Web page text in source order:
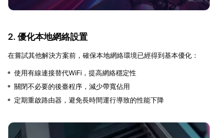
2. 優化本地網絡設置
在嘗試其他解決方案前，確保本地網絡環境已經得到基本優化：
使用有線連接替代WiFi，提高網絡穩定性
關閉不必要的後臺程序，減少帶寬佔用
定期重啟路由器，避免長時間運行導致的性能下降